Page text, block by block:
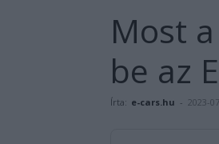
Most
be az
Írta: e-cars.hu - 2023-